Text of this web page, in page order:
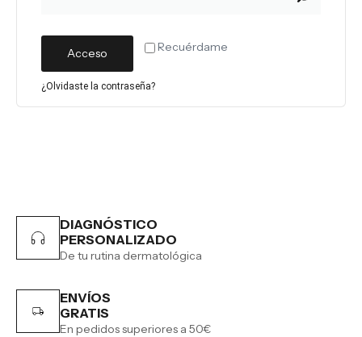
Recuérdame
Acceso
¿Olvidaste la contraseña?
DIAGNÓSTICO
PERSONALIZADO
De tu rutina dermatológica
ENVÍOS
GRATIS
En pedidos superiores a 50€